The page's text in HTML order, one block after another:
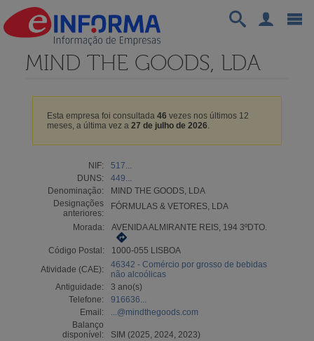
MIND THE GOODS, LDA
Esta empresa foi consultada 46 vezes nos últimos 12
meses, a última vez a 27 de julho de 2026.
NIF:
517...
DUNS:
449...
Denominação:
MIND THE GOODS, LDA
Designações
anteriores:
FÓRMULAS & VETORES, LDA
Morada: AVENIDA ALMIRANTE REIS, 194 3ºDTO.
Código Postal:
1000-055 LISBOA
Atividade (CAE):
46342 - Comércio por grosso de bebidas
não alcoólicas
Antiguidade:
3 ano(s)
Telefone:
916636...
Email:
...@mindthegoods.com
Balanço
disponível:
SIM (2025, 2024, 2023)